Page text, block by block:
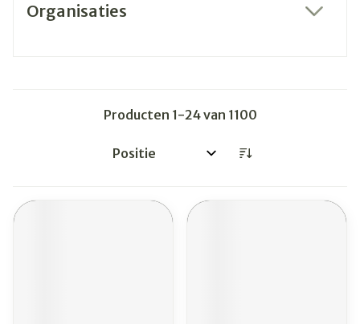
Organisaties
Producten 1-24van 1100
Sorteer op: